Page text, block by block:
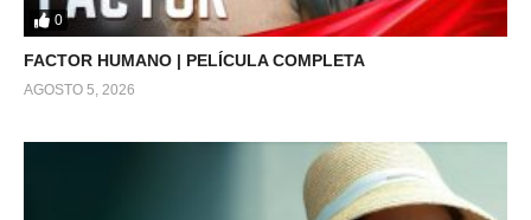
0
FACTOR HUMANO | PELÍCULA COMPLETA
AGOSTO 5, 2026